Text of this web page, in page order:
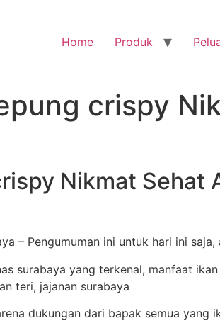
Home Produk
crispy
Nikmat Sehat
– Pengumuman ini untuk hari ini
dukungan dari bapak semua yang